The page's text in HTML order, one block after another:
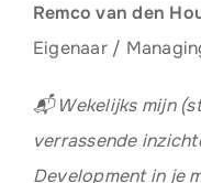
Remco van den
Eigenaar /
📬 Wekelijks mijn
verrassende
Development in je